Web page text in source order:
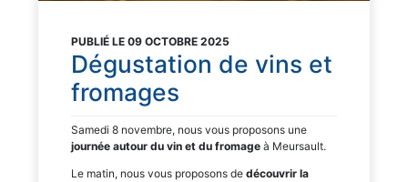
PUBLIÉ LE 09 OCTOBRE 2025
Dégustation de vins et
fromages
Samedi 8 novembre, nous vous proposons une
journée autour du vin et du fromage à Meursault.
Le matin, nous vous proposons de découvrir la